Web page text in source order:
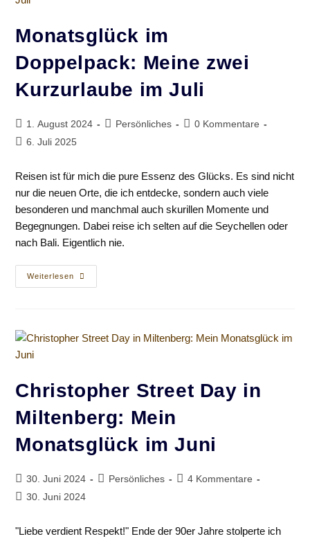
Monatsglück im
Doppelpack: Meine zwei
Kurzurlaube im Juli
Beitrag
veröffentlicht:
1. August 2024
Beitrags-
Persönliches
Beitrags-
0 Kommentare
Beitrag
geändert
6. Juli 2025
Reisen ist für mich die pure Essenz des Glücks. Es sind nicht
nur die neuen Orte, die ich entdecke, sondern auch viele
besonderen und manchmal auch skurillen Momente und
Begegnungen. Dabei reise ich selten auf die Seychellen oder
nach Bali. Eigentlich nie.
Weiterlesen
Monatsglück
Im
Im
Juli
Christopher Street Day in
Miltenberg: Mein
Monatsglück im Juni
Beitrag
veröffentlicht:
30. Juni 2024
Beitrags-
Persönliches
Beitrags-
4 Kommentare
Beitrag
geändert
30. Juni 2024
"Liebe verdient Respekt!" Ende der 90er Jahre stolperte ich